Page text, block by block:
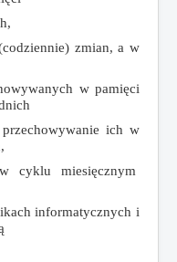
zmian, a w
w pamięci
ich w
miesięcznym
informatycznych i
siedzibą